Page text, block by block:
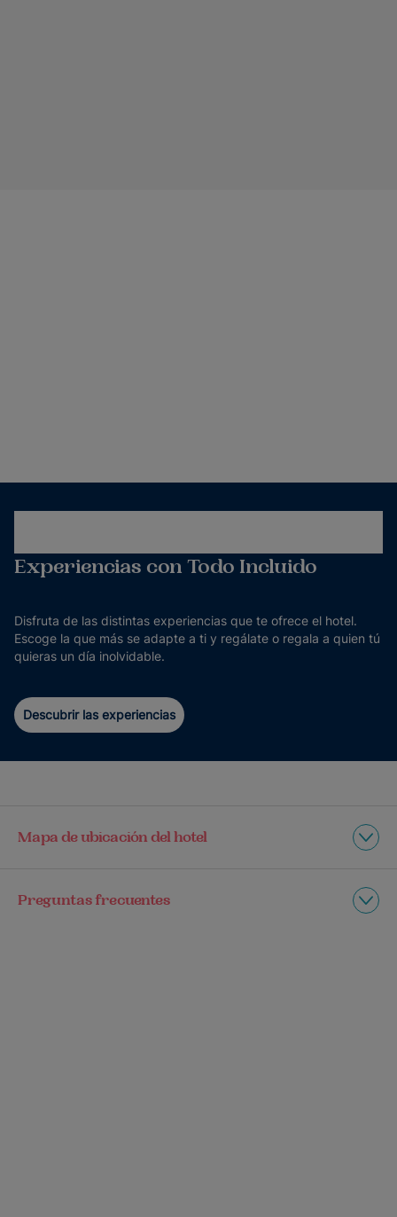
Experiencias con Todo Incluido
Disfruta de las distintas experiencias que te ofrece el hotel.
Escoge la que más se adapte a ti y regálate o regala a quien tú
quieras un día inolvidable.
Descubrir las experiencias
Mapa de ubicación del hotel
Preguntas frecuentes